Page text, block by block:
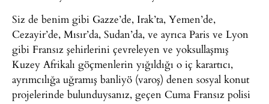
Siz de benim gibi Gazze’de, Irak’ta, Yemen’de,
Cezayir’de, Mısır’da, Sudan’da, ve ayrıca Paris ve Lyon
gibi Fransız şehirlerini çevreleyen ve yoksullaşmış
Kuzey Afrikalı göçmenlerin yığıldığı o iç karartıcı,
ayrımcılığa uğramış banliyö (varoş) denen sosyal konut
projelerinde bulunduysanız, geçen Cuma Fransız polisi